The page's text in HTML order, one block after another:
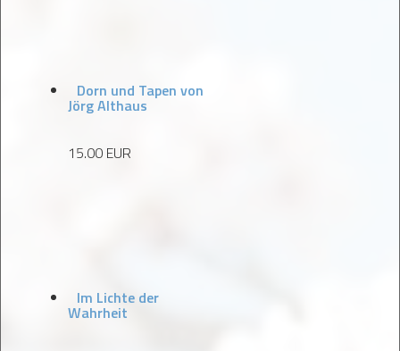
Dorn und Tapen von
Jörg Althaus
15.00 EUR
Im Lichte der
Wahrheit